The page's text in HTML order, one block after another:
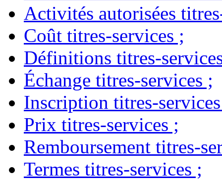
Activités autorisées
Coût titres-services ;
Définitions titres-
Échange titres-services ;
Inscription titres-services
Prix titres-services ;
Remboursement titres-
Termes titres-services ;